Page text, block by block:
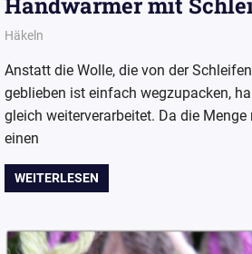
12. Oktober 2015
Wollpoesie
Häkeln
Anstatt die Wolle, die von der
geblieben ist einfach wegzupacken,
gleich weiterverarbeitet. Da die
einen
WEITERLESEN